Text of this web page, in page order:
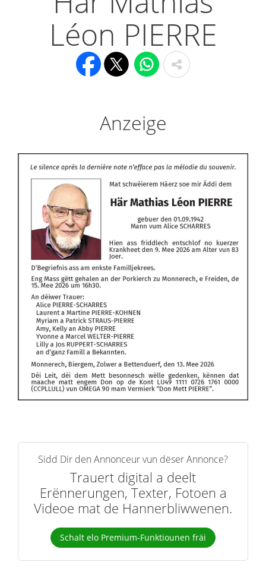
Léon PIERRE
Anzeige
Sidd Dir den Annonceur vun dëser Annonce?
Trauert digital a deelt
Erënnerungen, Texter, Fotoen a
Videoe mat de Hannerbliwwenen.
Schalt elo Premium-Funktiounen fräi